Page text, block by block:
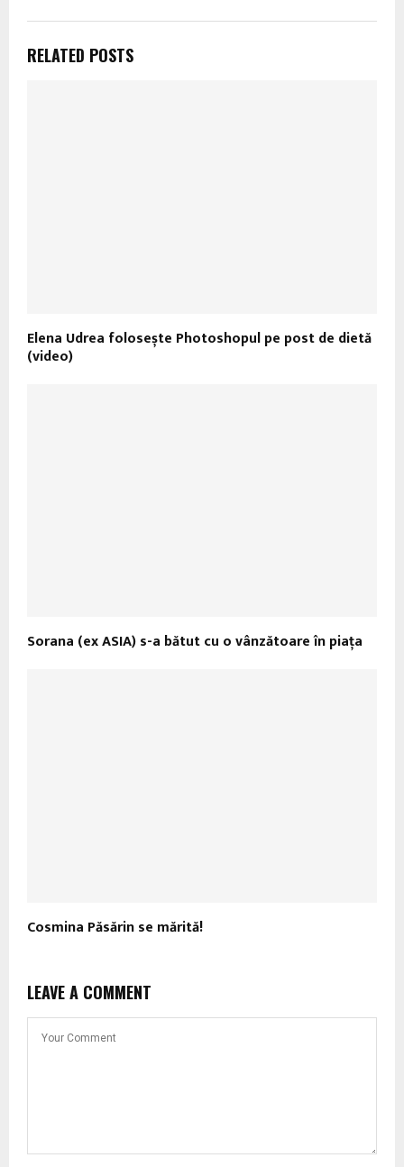
RELATED POSTS
Elena Udrea folosește Photoshopul pe post de dietă
(video)
Sorana (ex ASIA) s-a bătut cu o vânzătoare în piaţa
Cosmina Păsărin se mărită!
LEAVE A COMMENT